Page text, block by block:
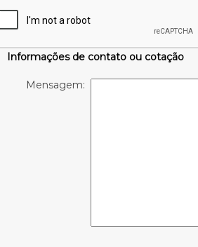
Informações de contato ou cotação
Mensagem: